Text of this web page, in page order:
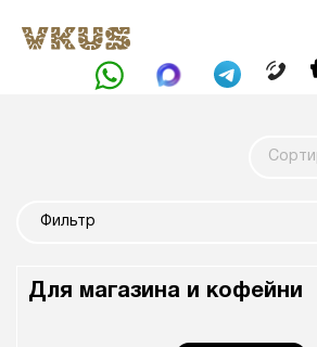
Фильтр
Для магазина и кофейни